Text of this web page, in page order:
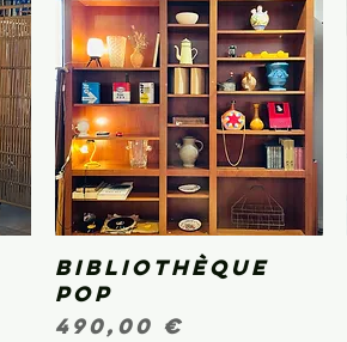
Aperçu rapide
Bibliothèque
POP
Prix
490,00 €